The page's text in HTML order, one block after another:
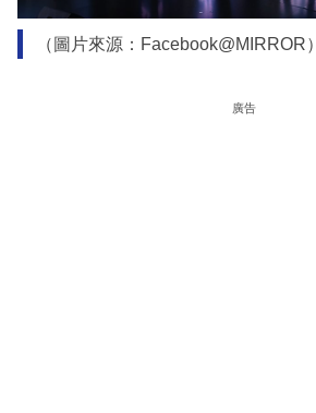
（圖片來源：Facebook@MIRROR）
廣告